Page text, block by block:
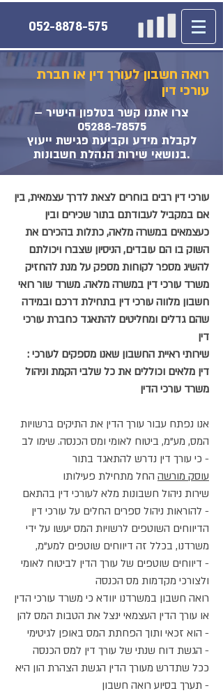
052-8878-575
רואה חשבון לעורך דין או חברת
עורכי דין
צרו אתנו קשר בטלפון הישיר –
05288-78575
לקבלת מידע וקביעת פגישת ייעוץ
בנושאי שירות הנהלת חשבונות.
עורכי דין רבים בוחרים לצאת לדרך עצמאית, בין
אם במקביל לעבודתם בתור שכירים ובין
כעצמאים במשרה מלאה, כתלות בהכירם את
השוק בו הם עובדים, הניסיון שצברו ויכולתם
להשיג מספר לקוחות מספק על מנת להחזיק
משרד עורכי דין במשרה מלאה. משרד שור רואי
חשבון מלווה עורכי דין בתחילת דרכם ובמידה
שהם גדלים ומחליטים להתאגד כחברת עורכי
דין
: שירותי ראיית החשבון שאנו מספקים לעורכי
דין מלאים וכוללים את כל שלבי הקמת וניהול
משרד עורכי הדין
אנו נפתח עבור עורך הדין את התיקים ברשויות
המס, מע"מ, ביטוח לאומי ומס הכנסה. שימו לב
כי עורך דין נדרש להתאגד בתור -
עוסק מורשה החל מתחילת פעילותו
שירות ניהול חשבונות מלא לעורכי דין בהתאם
להוראות ניהול ספרים החלים על עורכי דין -
הדיווחים השוטפים לרשויות המס יעשו על ידי
משרדנו, בכלל זה דיווחים שוטפים למע"מ,
דיווחים שוטפים של עורך הדין לביטוח לאומי -
ולצורכי מקדמות מס הכנסה
רואה חשבון במשרדנו יוודא כי משרד עורכי הדין
או עורך הדין העצמאי ינצל את הטבות המס להן
הוא זכאי ותוך הפחתת המס באופן לגיטימי -
הגשת דוח שנתי של עורך דין למס הכנסה -
ככל שתדרש מעורך הדין הגשת הצהרת הון היא
תערך בסיוע רואה חשבון -